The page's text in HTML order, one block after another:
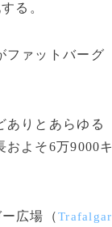
る。
ファットバーグ
りとあらゆる
およそ6万9000
広場（Trafalgar